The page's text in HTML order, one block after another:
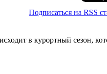
Подписаться на RSS
в курортный сезон,